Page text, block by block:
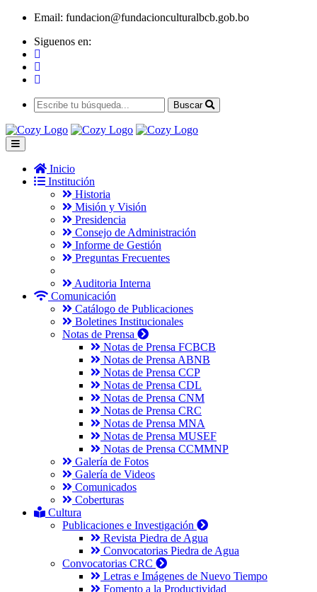
Email: fundacion@fundacionculturalbcb.gob.bo
Siguenos en:
Buscar
Inicio
Institución
Historia
Misión y Visión
Presidencia
Consejo de Administración
Informe de Gestión
Preguntas Frecuentes
Auditoria Interna
Comunicación
Catálogo de Publicaciones
Boletines Institucionales
Notas de Prensa
Notas de Prensa FCBCB
Notas de Prensa ABNB
Notas de Prensa CCP
Notas de Prensa CDL
Notas de Prensa CNM
Notas de Prensa CRC
Notas de Prensa MNA
Notas de Prensa MUSEF
Notas de Prensa CCMMNP
Galería de Fotos
Galería de Videos
Comunicados
Coberturas
Cultura
Publicaciones e Investigación
Revista Piedra de Agua
Convocatorias Piedra de Agua
Convocatorias CRC
Letras e Imágenes de Nuevo Tiempo
Fomento a la Productividad